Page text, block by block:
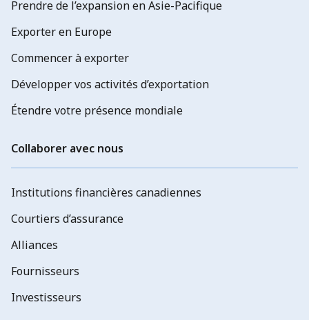
Prendre de l’expansion en Asie-Pacifique
Exporter en Europe
Commencer à exporter
Développer vos activités d’exportation
Étendre votre présence mondiale
Collaborer avec nous
Institutions financières canadiennes
Courtiers d’assurance
Alliances
Fournisseurs
Investisseurs